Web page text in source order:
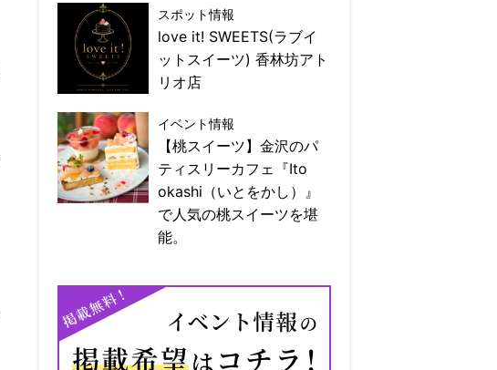
スポット情報
love it! SWEETS(ラブイ
ットスイーツ) 香林坊アト
リオ店
イベント情報
【桃スイーツ】金沢のパ
ティスリーカフェ『Ito
okashi（いとをかし）』
で人気の桃スイーツを堪
能。